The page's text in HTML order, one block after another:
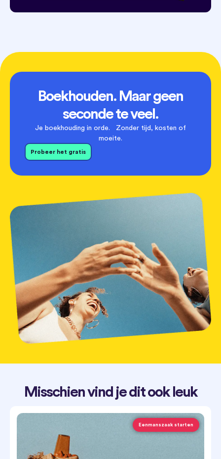
Boekhouden. Maar geen
seconde te veel.
Je boekhouding in orde. Zonder tijd, kosten of
moeite.
Probeer het gratis
Misschien vind je dit ook leuk
Eenmanszaak starten